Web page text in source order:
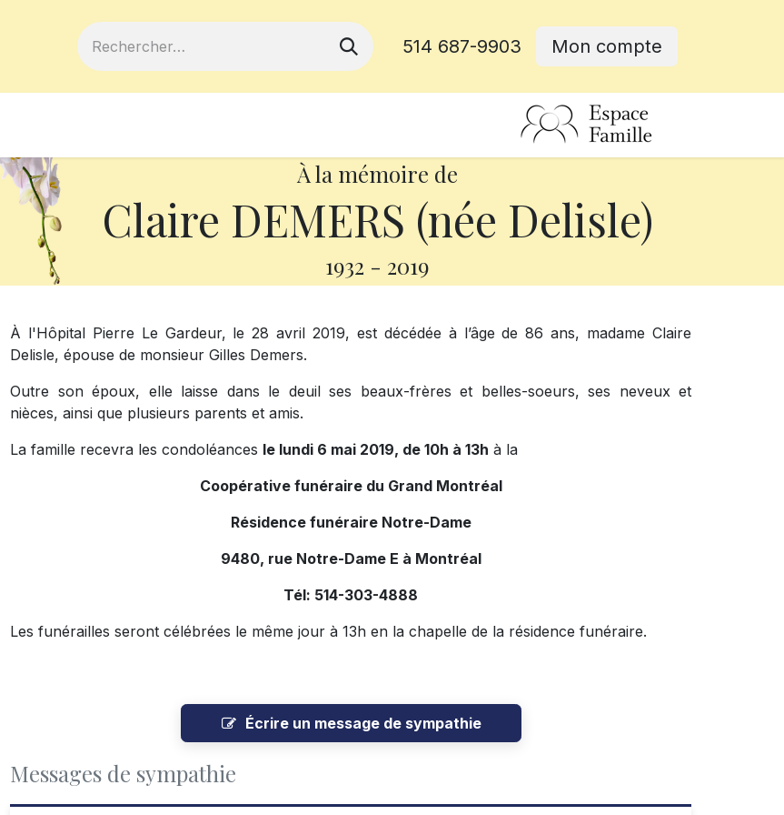
514 687-9903 Mon compte
À la mémoire de
Claire DEMERS (née Delisle)
1932 - 2019
À l'Hôpital Pierre Le Gardeur, le 28 avril 2019, est décédée à l’âge de 86 ans, madame Claire
Delisle, épouse de monsieur Gilles Demers.
Outre son époux, elle laisse dans le deuil ses beaux-frères et belles-soeurs, ses neveux et
nièces, ainsi que plusieurs parents et amis.
La famille recevra les condoléances le lundi 6 mai 2019, de 10h à 13h à la
Coopérative funéraire du Grand Montréal
Résidence funéraire Notre-Dame
9480, rue Notre-Dame E à Montréal
Tél: 514-303-4888
Les funérailles seront célébrées le même jour à 13h en la chapelle de la résidence funéraire.
Écrire un message de sympathie
Messages de sympathie